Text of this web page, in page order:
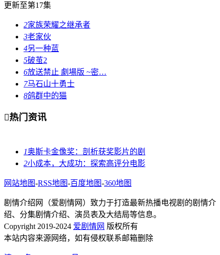
更新至第17集
2家族荣耀之继承者
3老家伙
4另一种蓝
5破茧2
6放送禁止 劇場版 ~密…
7马石山十勇士
8鸽群中的猫
热门资讯
1奥斯卡金像奖：剖析获奖影片的剧
2小成本，大成功：探索高评分电影
网站地图-RSS地图-百度地图-360地图
剧情介绍网（爱剧情网）致力于打造最新热播电视剧的剧情介
绍、分集剧情介绍、演员表及大结局等信息。
Copyright 2019-2024 爱剧情网 版权所有
本站内容来源网络，如有侵权联系邮箱删除